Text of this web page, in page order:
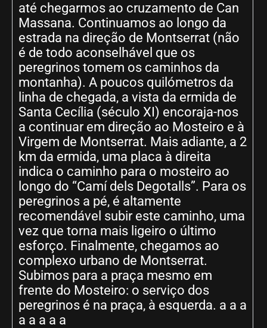
até chegarmos ao cruzamento de Can
Massana. Continuamos ao longo da
estrada na direção de Montserrat (não
é de todo aconselhável que os
peregrinos tomem os caminhos da
montanha). A poucos quilómetros da
linha de chegada, a vista da ermida de
Santa Cecília (século XI) encoraja-nos
a continuar em direção ao Mosteiro e à
Virgem de Montserrat. Mais adiante, a 2
km da ermida, uma placa à direita
indica o caminho para o mosteiro ao
longo do “Camí dels Degotalls”. Para os
peregrinos a pé, é altamente
recomendável subir este caminho, uma
vez que torna mais ligeiro o último
esforço. Finalmente, chegamos ao
complexo urbano de Montserrat.
Subimos para a praça mesmo em
frente do Mosteiro: o serviço dos
peregrinos é na praça, à esquerda. a a a
a a a a a